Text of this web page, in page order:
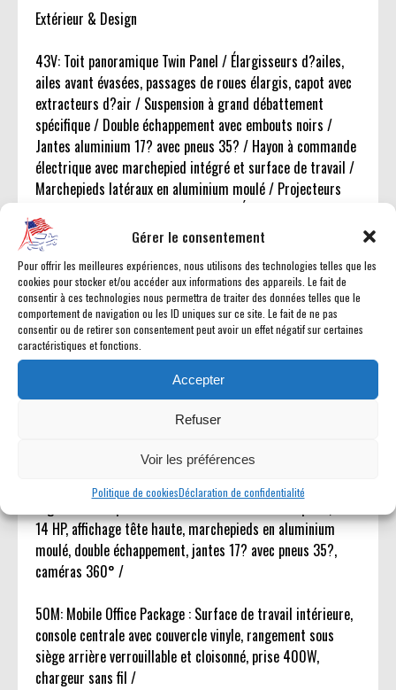
Gérer le consentement
Pour offrir les meilleures expériences, nous utilisons des technologies telles que les
cookies pour stocker et/ou accéder aux informations des appareils. Le fait de
consentir à ces technologies nous permettra de traiter des données telles que le
comportement de navigation ou les ID uniques sur ce site. Le fait de ne pas
consentir ou de retirer son consentement peut avoir un effet négatif sur certaines
caractéristiques et fonctions.
Accepter
Refuser
Voir les préférences
Politique de cookiesDéclaration de confidentialité
Extérieur & Design
43V: Toit panoramique Twin Panel / Élargisseurs d?ailes,
ailes avant évasées, passages de roues élargis, capot avec
extracteurs d?air / Suspension à grand débattement
spécifique / Double échappement avec embouts noirs /
Jantes aluminium 17? avec pneus 35? / Hayon à commande
électrique avec marchepied intégré et surface de travail /
Marchepieds latéraux en aluminium moulé / Projecteurs
360° avec éclairage additionnel de benne / Boîte de
rangement dans la benne / Skid plates renforcées avant et
moteur /
Utilitaire & Remorquage
Réservoir grande capacité 136L / Boîte de transfert à
verrouillage mécanique et 2 rapports / Pro Power Onboard
? 2KW /
801: Pack High 801A : Sièges avant chauffants et ventilés,
14 HP, affichage tête haute, marchepieds en aluminium
moulé, double échappement, jantes 17? avec pneus 35?,
caméras 360° /
50M: Mobile Office Package : Surface de travail intérieure,
console centrale avec couvercle vinyle, rangement sous
siège arrière verrouillable et cloisonné, prise 400W,
chargeur sans fil /